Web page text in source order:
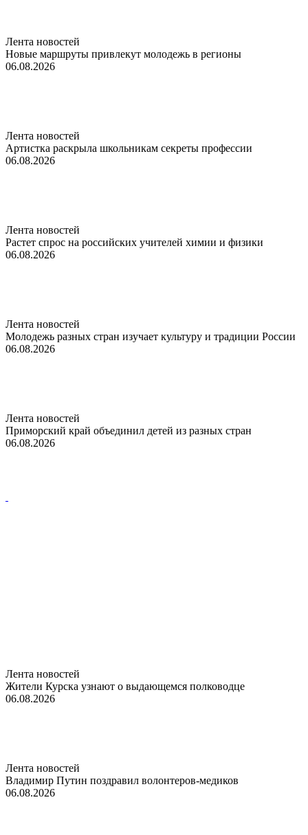
Лента новостей
Новые маршруты привлекут молодежь в регионы
06.08.2026
Лента новостей
Артистка раскрыла школьникам секреты профессии
06.08.2026
Лента новостей
Растет спрос на российских учителей химии и физики
06.08.2026
Лента новостей
Молодежь разных стран изучает культуру и традиции России
06.08.2026
Лента новостей
Приморский край объединил детей из разных стран
06.08.2026
Лента новостей
Жители Курска узнают о выдающемся полководце
06.08.2026
Лента новостей
Владимир Путин поздравил волонтеров-медиков
06.08.2026